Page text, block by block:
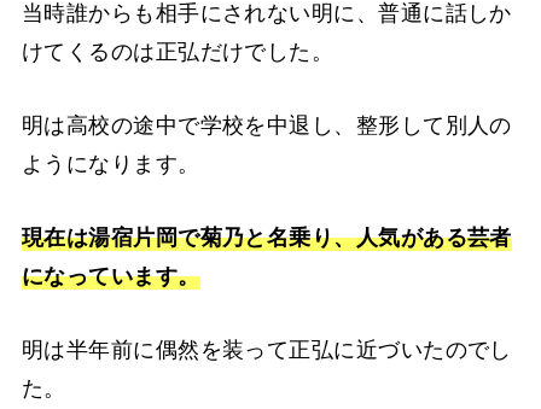
当時誰からも相手にされない明に、普通に話しか
けてくるのは正弘だけでした。
明は高校の途中で学校を中退し、整形して別人の
ようになります。
現在は湯宿片岡で菊乃と名乗り、人気がある芸者
になっています。
明は半年前に偶然を装って正弘に近づいたのでし
た。